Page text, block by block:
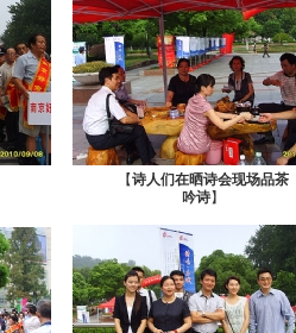
【诗人们在晒诗会现场品茶
吟诗】